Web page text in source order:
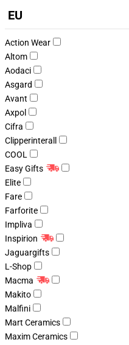
EU
Action Wear
Altom
Aodaci
Asgard
Avant
Axpol
Cifra
Clipperinterall
COOL
Easy Gifts
Elite
Fare
Farforite
Impliva
Inspirion
Jaguargifts
L-Shop
Macma
Makito
Malfini
Mart Ceramics
Maxim Ceramics